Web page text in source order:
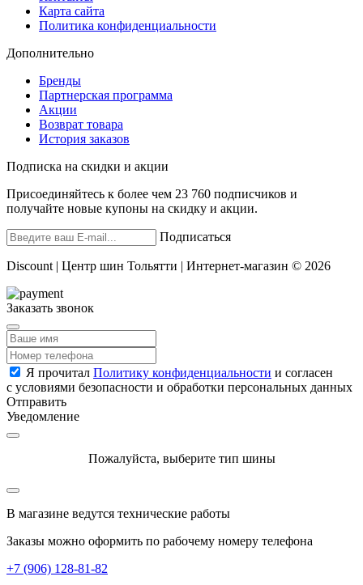
Карта сайта
Политика конфиденциальности
Дополнительно
Бренды
Партнерская программа
Акции
Возврат товара
История заказов
Подписка на скидки и акции
Присоединяйтесь к более чем 23 760 подписчиков и
получайте новые купоны на скидку и акции.
Подписаться
Discount | Центр шин Тольятти | Интернет-магазин © 2026
Заказать звонок
Я прочитал Политику конфиденциальности и согласен
с условиями безопасности и обработки персональных данных
Отправить
Уведомление
Пожалуйста, выберите тип шины
В магазине ведутся технические работы
Заказы можно оформить по рабочему номеру телефона
+7 (906) 128-81-82